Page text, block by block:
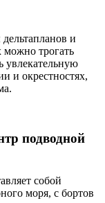
и
трогать
увлекательную
и окрестностях,
подводной
собой
моря, с бортов